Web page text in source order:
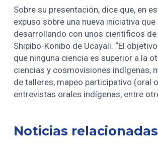
Sobre su presentación, dice que, en
expuso sobre una nueva iniciativa que
desarrollando con unos científicos
Shipibo-Konibo de Ucayali. “El
que ninguna ciencia es superior a la
ciencias y cosmovisiones indígenas,
de talleres, mapeo participativo (oral
entrevistas orales indígenas, entre
Noticias relacionadas